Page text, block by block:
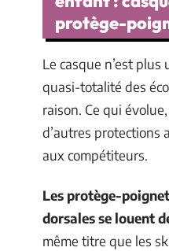
protège-
Le casque n’est
quasi-totalité des
raison. Ce qui
d’autres protections
aux compétiteurs.
Les protège-
dorsales se louent
même titre que les